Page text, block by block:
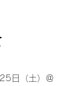
日（土）＠